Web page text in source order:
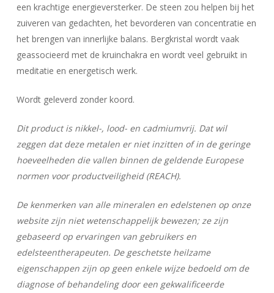
Geen producten in uw winkelwagen.
Go To Shop
een krachtige energieversterker. De steen zou helpen bij het
zuiveren van gedachten, het bevorderen van concentratie en
het brengen van innerlijke balans. Bergkristal wordt vaak
geassocieerd met de kruinchakra en wordt veel gebruikt in
meditatie en energetisch werk.
Wordt geleverd zonder koord.
Dit product is nikkel-, lood- en cadmiumvrij. Dat wil
zeggen dat deze metalen er niet inzitten of in de geringe
hoeveelheden die vallen binnen de geldende Europese
normen voor productveiligheid (REACH).
De kenmerken van alle mineralen en edelstenen op onze
website zijn niet wetenschappelijk bewezen; ze zijn
gebaseerd op ervaringen van gebruikers en
edelsteentherapeuten. De geschetste heilzame
eigenschappen zijn op geen enkele wijze bedoeld om de
diagnose of behandeling door een gekwalificeerde